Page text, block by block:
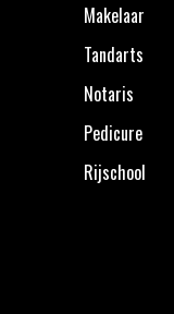
Makelaar
Tandarts
Notaris
Pedicure
Rijschool